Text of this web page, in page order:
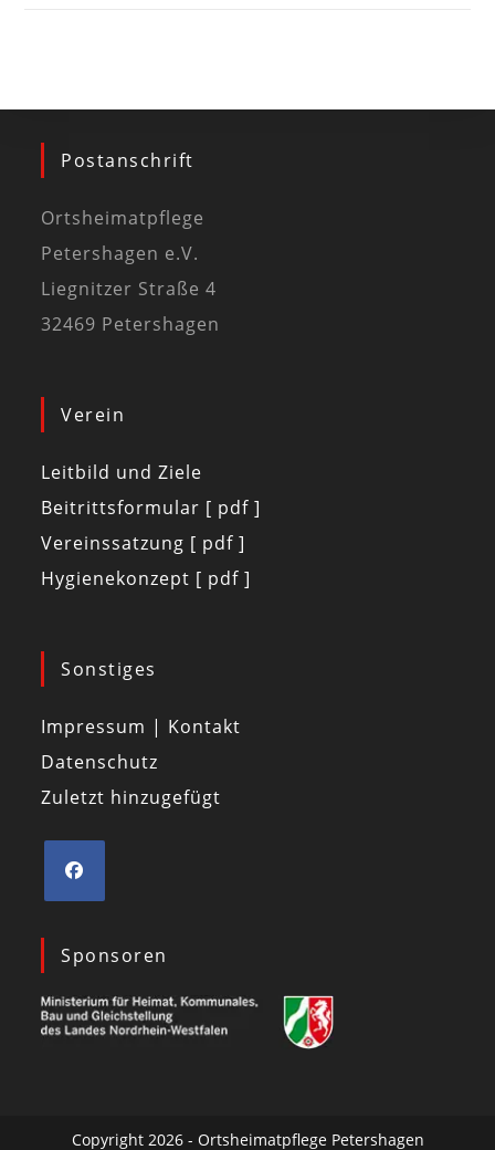
Postanschrift
Ortsheimatpflege
Petershagen e.V.
Liegnitzer Straße 4
32469 Petershagen
Verein
Leitbild und Ziele
Beitrittsformular [ pdf ]
Vereinssatzung [ pdf ]
Hygienekonzept [ pdf ]
Sonstiges
Impressum | Kontakt
Datenschutz
Zuletzt hinzugefügt
Sponsoren
Copyright 2026 - Ortsheimatpflege Petershagen